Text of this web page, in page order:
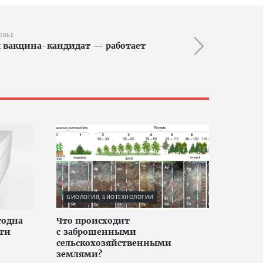
кандидат — работает
БИОЛОГИЯ, БИОТЕХНОЛОГИИ
Что происходит
с заброшенными
сельскохозяйственными
землями?